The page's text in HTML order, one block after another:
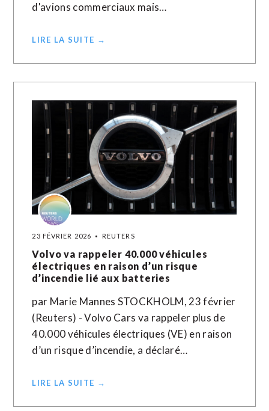
d'avions commerciaux mais…
LIRE LA SUITE →
23 FÉVRIER 2026 REUTERS
Volvo va rappeler 40.000 véhicules
électriques en raison d’un risque
d’incendie lié aux batteries
par Marie Mannes STOCKHOLM, 23 février
(Reuters) - Volvo Cars va rappeler plus de
40.000 véhicules électriques (VE) en raison
d’un risque d’incendie, a déclaré…
LIRE LA SUITE →